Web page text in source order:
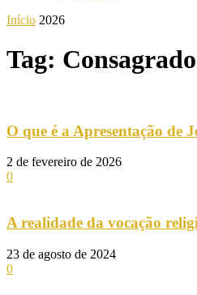
Início 2026
Tag: Consagrado
O que é a Apresentação de
2 de fevereiro de 2026
0
A realidade da vocação
23 de agosto de 2024
0